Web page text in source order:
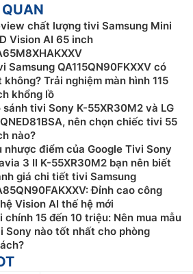
chất lượng tivi Samsung Mini
Vision AI 65 inch
Samsung QA115QN90FKXXV có
không? Trải nghiệm màn hình 115
khổng lồ
sánh tivi Sony K-55XR30M2 và LG
nên chọn chiếc tivi 55
nào?
nhược điểm của Google Tivi Sony
3 II K-55XR30M2 bạn nên biết
giá chi tiết tivi Samsung
Đỉnh cao công
Vision AI thế hệ mới
chính 15 đến 10 triệu: Nên mua mẫu
Sony nào tốt nhất cho phòng